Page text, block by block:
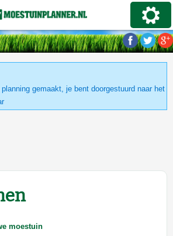
gemaakt, je bent doorgestuurd naar het
moestuin